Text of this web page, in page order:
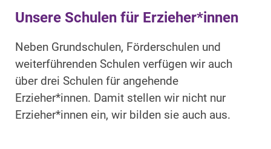
Unsere Schulen für Erzieher*innen
Neben Grundschulen, Förderschulen und
weiterführenden Schulen verfügen wir auch
über drei Schulen für angehende
Erzieher*innen. Damit stellen wir nicht nur
Erzieher*innen ein, wir bilden sie auch aus.